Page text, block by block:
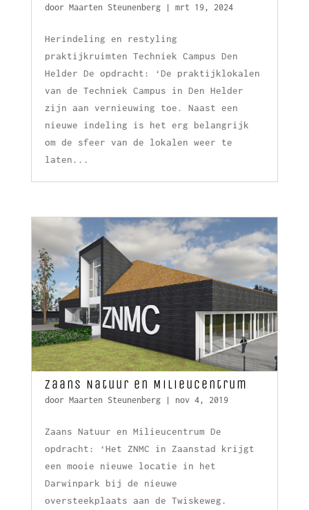
door Maarten Steunenberg| mrt 19, 2024
Herindeling en restyling
praktijkruimten Techniek Campus Den
Helder De opdracht: ‘De praktijklokalen
van de Techniek Campus in Den Helder
zijn aan vernieuwing toe. Naast een
nieuwe indeling is het erg belangrijk
om de sfeer van de lokalen weer te
laten...
Zaans Natuur en Milieucentrum
door Maarten Steunenberg| nov 4, 2019
Zaans Natuur en Milieucentrum De
opdracht: ‘Het ZNMC in Zaanstad krijgt
een mooie nieuwe locatie in het
Darwinpark bij de nieuwe
oversteekplaats aan de Twiskeweg.